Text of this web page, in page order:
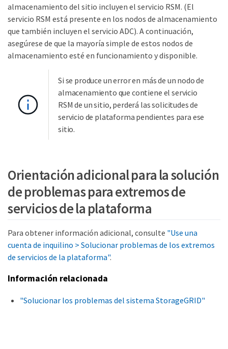
almacenamiento del sitio incluyen el servicio RSM. (El
servicio RSM está presente en los nodos de almacenamiento
que también incluyen el servicio ADC). A continuación,
asegúrese de que la mayoría simple de estos nodos de
almacenamiento esté en funcionamiento y disponible.
Si se produce un error en más de un nodo de
almacenamiento que contiene el servicio
RSM de un sitio, perderá las solicitudes de
servicio de plataforma pendientes para ese
sitio.
Orientación adicional para la solución
de problemas para extremos de
servicios de la plataforma
Para obtener información adicional, consulte "Use una
cuenta de inquilino > Solucionar problemas de los extremos
de servicios de la plataforma".
Información relacionada
"Solucionar los problemas del sistema StorageGRID"